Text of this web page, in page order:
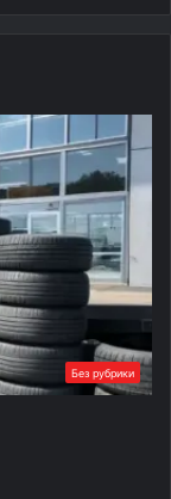
Без рубрики